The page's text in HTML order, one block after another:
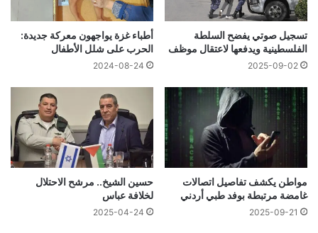
تسجيل صوتي يفضح السلطة
الفلسطينية ويدفعها لاعتقال موظف
2025-09-02
أطباء غزة يواجهون معركة جديدة:
الحرب على شلل الأطفال
2024-08-24
مواطن يكشف تفاصيل اتصالات
غامضة مرتبطة بوفد طبي أردني
2025-09-21
حسين الشيخ.. مرشح الاحتلال
لخلافة عباس
2025-04-24